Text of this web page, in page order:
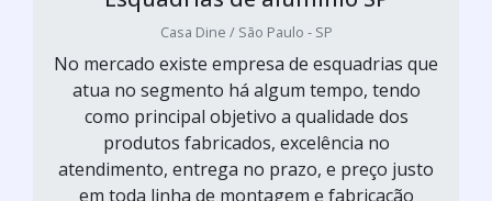
Casa Dine / São Paulo - SP
No mercado existe empresa de esquadrias que
atua no segmento há algum tempo, tendo
como principal objetivo a qualidade dos
produtos fabricados, excelência no
atendimento, entrega no prazo, e preço justo
em toda linha de montagem e fabricação